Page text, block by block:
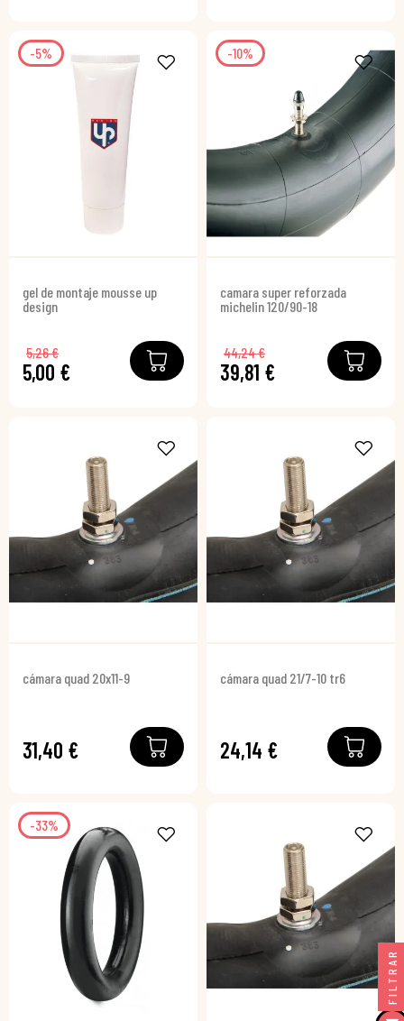
-5%
gel de montaje mousse up
design
5,00 €
5,26 €
-10%
camara super reforzada
michelin 120/90-18
39,81 €
44,24 €
cámara quad 20x11-9
31,40 €
cámara quad 21/7-10 tr6
24,14 €
-33%
FILTRAR